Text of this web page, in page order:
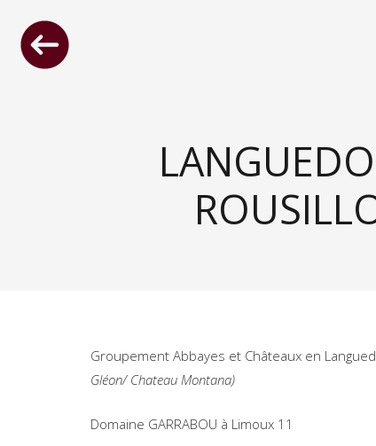
Groupement Abbayes et Châteaux en
Gléon/ Chateau Montana)
Domaine GARRABOU à Limoux 11